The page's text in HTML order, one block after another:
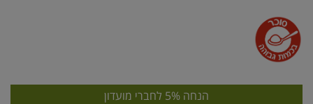
הנחה 5% לחברי מועדון